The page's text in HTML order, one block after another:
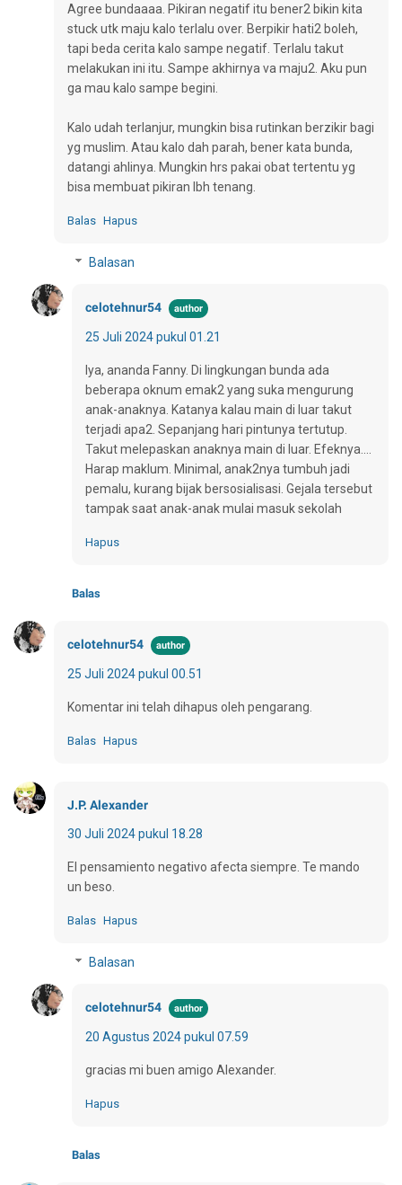
Agree bundaaaa. Pikiran negatif itu bener2 bikin kita
stuck utk maju kalo terlalu over. Berpikir hati2 boleh,
tapi beda cerita kalo sampe negatif. Terlalu takut
melakukan ini itu. Sampe akhirnya va maju2. Aku pun
ga mau kalo sampe begini.
Kalo udah terlanjur, mungkin bisa rutinkan berzikir bagi
yg muslim. Atau kalo dah parah, bener kata bunda,
datangi ahlinya. Mungkin hrs pakai obat tertentu yg
bisa membuat pikiran lbh tenang.
Balas Hapus
Balasan
celotehnur54
25 Juli 2024 pukul 01.21
Iya, ananda Fanny. Di lingkungan bunda ada
beberapa oknum emak2 yang suka mengurung
anak-anaknya. Katanya kalau main di luar takut
terjadi apa2. Sepanjang hari pintunya tertutup.
Takut melepaskan anaknya main di luar. Efeknya....
Harap maklum. Minimal, anak2nya tumbuh jadi
pemalu, kurang bijak bersosialisasi. Gejala tersebut
tampak saat anak-anak mulai masuk sekolah
Hapus
Balas
celotehnur54
25 Juli 2024 pukul 00.51
Komentar ini telah dihapus oleh pengarang.
Balas Hapus
J.P. Alexander
30 Juli 2024 pukul 18.28
El pensamiento negativo afecta siempre. Te mando
un beso.
Balas Hapus
Balasan
celotehnur54
20 Agustus 2024 pukul 07.59
gracias mi buen amigo Alexander.
Hapus
Balas